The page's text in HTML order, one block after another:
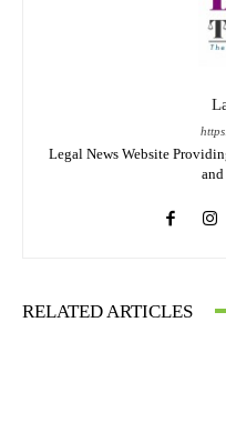
Legal News Website
RELATED ARTICLES